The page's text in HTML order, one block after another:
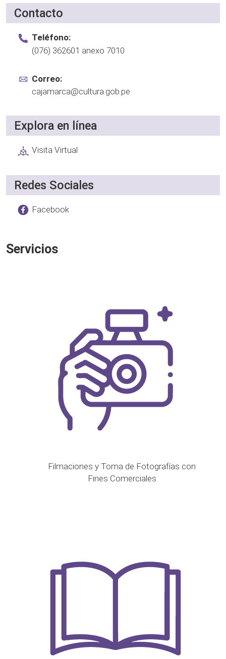
Contacto
Teléfono:
(076) 362601 anexo 7010
Correo:
cajamarca@cultura.gob.pe
Explora en línea
Visita Virtual
Redes Sociales
Facebook
Servicios
Filmaciones y Toma de Fotografías con
Fines Comerciales